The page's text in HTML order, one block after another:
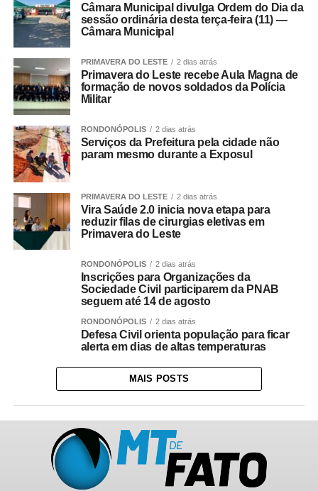
Câmara Municipal divulga Ordem do Dia da
sessão ordinária desta terça-feira (11) —
Câmara Municipal
PRIMAVERA DO LESTE 2 dias atrás
Primavera do Leste recebe Aula Magna de
formação de novos soldados da Polícia
Militar
RONDONÓPOLIS 2 dias atrás
Serviços da Prefeitura pela cidade não
param mesmo durante a Exposul
PRIMAVERA DO LESTE 2 dias atrás
Vira Saúde 2.0 inicia nova etapa para
reduzir filas de cirurgias eletivas em
Primavera do Leste
RONDONÓPOLIS 2 dias atrás
Inscrições para Organizações da
Sociedade Civil participarem da PNAB
seguem até 14 de agosto
RONDONÓPOLIS 2 dias atrás
Defesa Civil orienta população para ficar
alerta em dias de altas temperaturas
MAIS POSTS